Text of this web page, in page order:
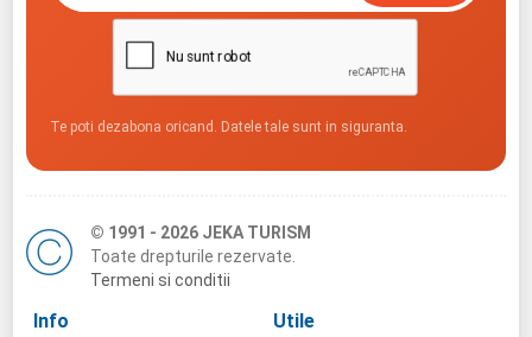
Te poti dezabona oricand. Datele tale sunt in siguranta.
© 1991 - 2026 JEKA TURISM
Toate drepturile rezervate.
Termeni si conditii
Info Utile